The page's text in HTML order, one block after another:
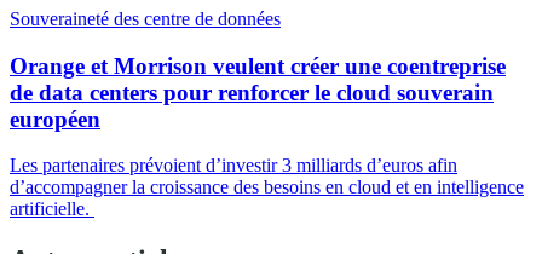
Souveraineté des centre de données
Orange et Morrison veulent créer une coentreprise
de data centers pour renforcer le cloud souverain
européen
Les partenaires prévoient d’investir 3 milliards d’euros afin
d’accompagner la croissance des besoins en cloud et en intelligence
artificielle.